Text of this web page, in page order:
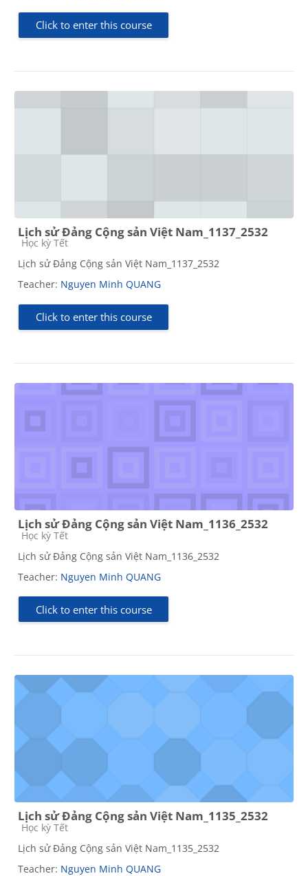
Click to enter this course
Lịch sử Đảng Cộng sản Việt Nam_1137_2532
Course category
Học kỳ Tết
Lịch sử Đảng Cộng sản Việt Nam_1137_2532
Teacher: Nguyen Minh QUANG
Click to enter this course
Lịch sử Đảng Cộng sản Việt Nam_1136_2532
Course category
Học kỳ Tết
Lịch sử Đảng Cộng sản Việt Nam_1136_2532
Teacher: Nguyen Minh QUANG
Click to enter this course
Lịch sử Đảng Cộng sản Việt Nam_1135_2532
Course category
Học kỳ Tết
Lịch sử Đảng Cộng sản Việt Nam_1135_2532
Teacher: Nguyen Minh QUANG